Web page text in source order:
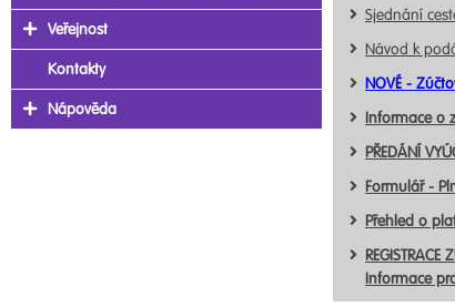
Sjednání
Návod k
NOVÉ -
Informace o
PŘEDÁNÍ
Formulář -
Přehled o
REGISTRACE
Informace
Veřejnost
Kontakty
Nápověda